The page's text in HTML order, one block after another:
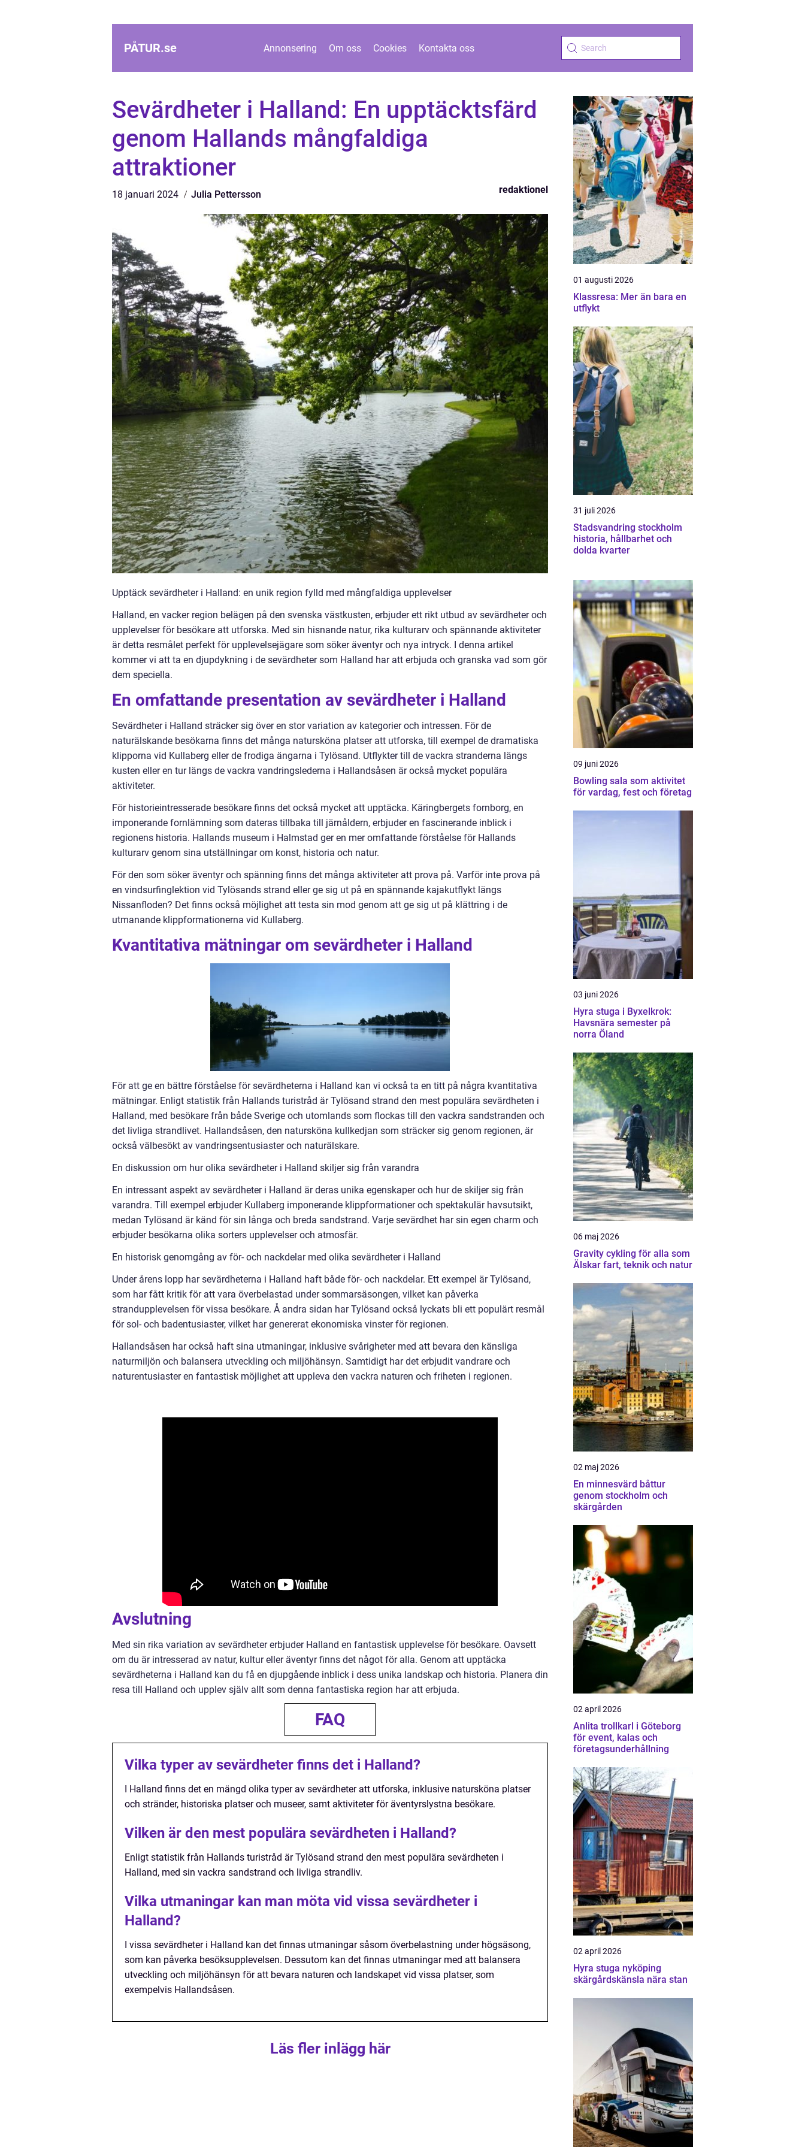
PÅTUR.se Annonsering Om oss Cookies Kontakta oss
Sevärdheter i Halland: En upptäcktsfärd
genom Hallands mångfaldiga
attraktioner
18 januari 2024 Julia Pettersson redaktionel
Upptäck sevärdheter i Halland: en unik region fylld med mångfaldiga upplevelser
Halland, en vacker region belägen på den svenska västkusten, erbjuder ett rikt utbud av sevärdheter och
upplevelser för besökare att utforska. Med sin hisnande natur, rika kulturarv och spännande aktiviteter
är detta resmålet perfekt för upplevelsejägare som söker äventyr och nya intryck. I denna artikel
kommer vi att ta en djupdykning i de sevärdheter som Halland har att erbjuda och granska vad som gör
dem speciella.
En omfattande presentation av sevärdheter i Halland
Sevärdheter i Halland sträcker sig över en stor variation av kategorier och intressen. För de
naturälskande besökarna finns det många natursköna platser att utforska, till exempel de dramatiska
klipporna vid Kullaberg eller de frodiga ängarna i Tylösand. Utflykter till de vackra stranderna längs
kusten eller en tur längs de vackra vandringslederna i Hallandsåsen är också mycket populära
aktiviteter.
För historieintresserade besökare finns det också mycket att upptäcka. Käringbergets fornborg, en
imponerande fornlämning som dateras tillbaka till järnåldern, erbjuder en fascinerande inblick i
regionens historia. Hallands museum i Halmstad ger en mer omfattande förståelse för Hallands
kulturarv genom sina utställningar om konst, historia och natur.
För den som söker äventyr och spänning finns det många aktiviteter att prova på. Varför inte prova på
en vindsurfinglektion vid Tylösands strand eller ge sig ut på en spännande kajakutflykt längs
Nissanfloden? Det finns också möjlighet att testa sin mod genom att ge sig ut på klättring i de
utmanande klippformationerna vid Kullaberg.
Kvantitativa mätningar om sevärdheter i Halland
För att ge en bättre förståelse för sevärdheterna i Halland kan vi också ta en titt på några kvantitativa
mätningar. Enligt statistik från Hallands turistråd är Tylösand strand den mest populära sevärdheten i
Halland, med besökare från både Sverige och utomlands som flockas till den vackra sandstranden och
det livliga strandlivet. Hallandsåsen, den natursköna kullkedjan som sträcker sig genom regionen, är
också välbesökt av vandringsentusiaster och naturälskare.
En diskussion om hur olika sevärdheter i Halland skiljer sig från varandra
En intressant aspekt av sevärdheter i Halland är deras unika egenskaper och hur de skiljer sig från
varandra. Till exempel erbjuder Kullaberg imponerande klippformationer och spektakulär havsutsikt,
medan Tylösand är känd för sin långa och breda sandstrand. Varje sevärdhet har sin egen charm och
erbjuder besökarna olika sorters upplevelser och atmosfär.
En historisk genomgång av för- och nackdelar med olika sevärdheter i Halland
Under årens lopp har sevärdheterna i Halland haft både för- och nackdelar. Ett exempel är Tylösand,
som har fått kritik för att vara överbelastad under sommarsäsongen, vilket kan påverka
strandupplevelsen för vissa besökare. Å andra sidan har Tylösand också lyckats bli ett populärt resmål
för sol- och badentusiaster, vilket har genererat ekonomiska vinster för regionen.
Hallandsåsen har också haft sina utmaningar, inklusive svårigheter med att bevara den känsliga
naturmiljön och balansera utveckling och miljöhänsyn. Samtidigt har det erbjudit vandrare och
naturentusiaster en fantastisk möjlighet att uppleva den vackra naturen och friheten i regionen.
Avslutning
Med sin rika variation av sevärdheter erbjuder Halland en fantastisk upplevelse för besökare. Oavsett
om du är intresserad av natur, kultur eller äventyr finns det något för alla. Genom att upptäcka
sevärdheterna i Halland kan du få en djupgående inblick i dess unika landskap och historia. Planera din
resa till Halland och upplev själv allt som denna fantastiska region har att erbjuda.
FAQ
Vilka typer av sevärdheter finns det i Halland?
I Halland finns det en mängd olika typer av sevärdheter att utforska, inklusive natursköna platser
och stränder, historiska platser och museer, samt aktiviteter för äventyrslystna besökare.
Vilken är den mest populära sevärdheten i Halland?
Enligt statistik från Hallands turistråd är Tylösand strand den mest populära sevärdheten i
Halland, med sin vackra sandstrand och livliga strandliv.
Vilka utmaningar kan man möta vid vissa sevärdheter i
Halland?
I vissa sevärdheter i Halland kan det finnas utmaningar såsom överbelastning under högsäsong,
som kan påverka besöksupplevelsen. Dessutom kan det finnas utmaningar med att balansera
utveckling och miljöhänsyn för att bevara naturen och landskapet vid vissa platser, som
exempelvis Hallandsåsen.
Läs fler inlägg här
01 augusti 2026
Klassresa: Mer än bara en
utflykt
31 juli 2026
Stadsvandring stockholm
historia, hållbarhet och
dolda kvarter
09 juni 2026
Bowling sala som aktivitet
för vardag, fest och företag
03 juni 2026
Hyra stuga i Byxelkrok:
Havsnära semester på
norra Öland
06 maj 2026
Gravity cykling för alla som
Älskar fart, teknik och natur
02 maj 2026
En minnesvärd båttur
genom stockholm och
skärgården
02 april 2026
Anlita trollkarl i Göteborg
för event, kalas och
företagsunderhållning
02 april 2026
Hyra stuga nyköping
skärgårdskänsla nära stan